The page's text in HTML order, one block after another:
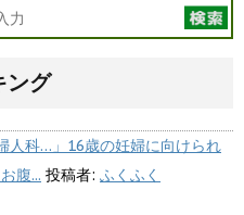
ング
人科…」16歳の妊婦に向けられ
腹... 投稿者: ふくふく